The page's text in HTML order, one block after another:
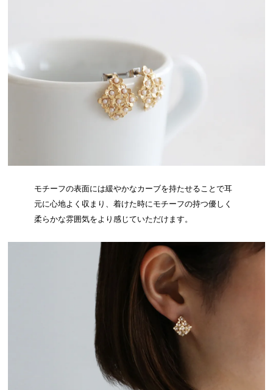
モチーフの表面には緩やかなカーブを持たせることで耳
元に心地よく収まり、着けた時にモチーフの持つ優しく
柔らかな雰囲気をより感じていただけます。